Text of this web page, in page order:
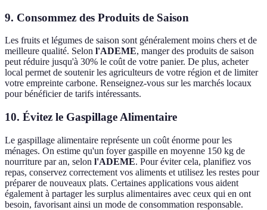
9. Consommez des Produits de Saison
Les fruits et légumes de saison sont généralement moins chers et de
meilleure qualité. Selon l'ADEME, manger des produits de saison
peut réduire jusqu'à 30% le coût de votre panier. De plus, acheter
local permet de soutenir les agriculteurs de votre région et de limiter
votre empreinte carbone. Renseignez-vous sur les marchés locaux
pour bénéficier de tarifs intéressants.
10. Évitez le Gaspillage Alimentaire
Le gaspillage alimentaire représente un coût énorme pour les
ménages. On estime qu'un foyer gaspille en moyenne 150 kg de
nourriture par an, selon l'ADEME. Pour éviter cela, planifiez vos
repas, conservez correctement vos aliments et utilisez les restes pour
préparer de nouveaux plats. Certaines applications vous aident
également à partager les surplus alimentaires avec ceux qui en ont
besoin, favorisant ainsi un mode de consommation responsable.